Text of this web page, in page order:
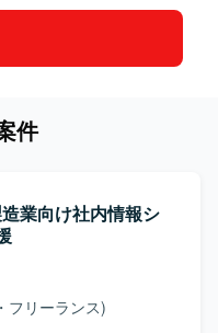
件
業向け社内情報シ
フリーランス)